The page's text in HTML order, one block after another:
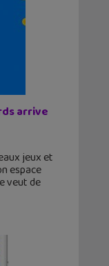
arrive
jeux et
espace
veut de